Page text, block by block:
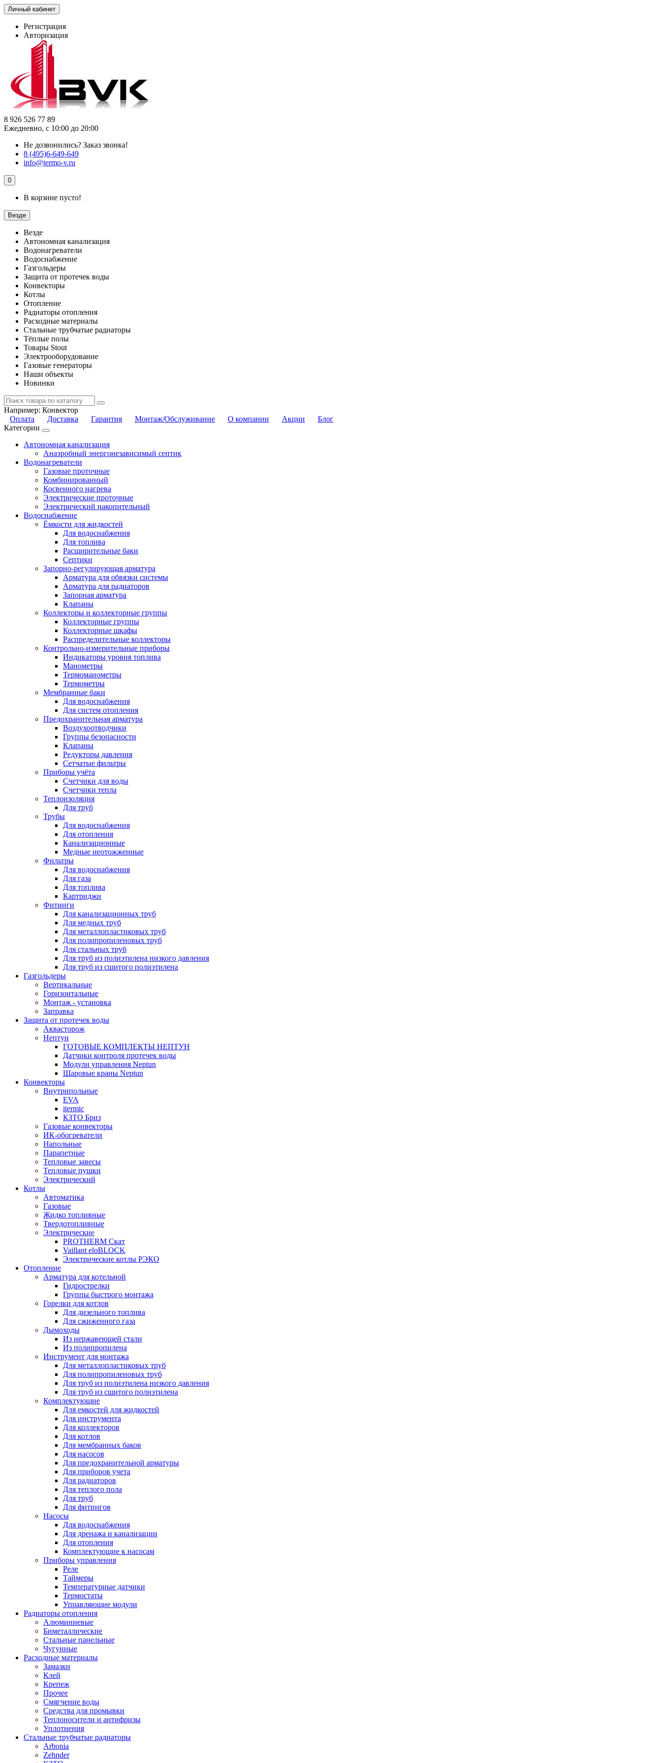
Личный кабинет
Регистрация
Авторизация
8 926 526 77 89
Ежедневно, с 10:00 до 20:00
Не дозвонились? Заказ звонка!
8 (495)6-649-649
info@termo-v.ru
0
В корзине пусто!
Везде
Везде
Автономная канализация
Водонагреватели
Водоснабжение
Газгольдеры
Защита от протечек воды
Конвекторы
Котлы
Отопление
Радиаторы отопления
Расходные материалы
Стальные трубчатые радиаторы
Тёплые полы
Товары Stout
Электрооборудование
Газовые генераторы
Наши объекты
Новинки
Например: Конвектор
Оплата
Доставка Гарантия Монтаж/Обслуживание О компании Акции
Блог
Категории
Автономная канализация
Анаэробный энергонезависимый септик
Водонагреватели
Газовые проточные
Комбинированный
Косвенного нагрева
Электрические проточные
Электрический накопительный
Водоснабжение
Ёмкости для жидкостей
Для водоснабжения
Для топлива
Расширительные баки
Септики
Запорно-регулирующая арматура
Арматура для обвязки системы
Арматура для радиаторов
Запорная арматура
Клапаны
Коллекторы и коллекторные группы
Коллекторные группы
Коллекторные шкафы
Распределительные коллекторы
Контрольно-измерительные приборы
Индикаторы уровня топлива
Манометры
Термоманометры
Термометры
Мембранные баки
Для водоснабжения
Для систем отопления
Предохранительная арматура
Воздухоотводчики
Группы безопасности
Клапаны
Редукторы давления
Сетчатые фильтры
Приборы учёта
Счетчики для воды
Счетчики тепла
Теплоизоляция
Для труб
Трубы
Для водоснабжения
Для отопления
Канализационные
Медные неотожженные
Фильтры
Для водоснабжения
Для газа
Для топлива
Картриджи
Фитинги
Для канализационных труб
Для медных труб
Для металлопластиковых труб
Для полипропиленовых труб
Для стальных труб
Для труб из полиэтилена низкого давления
Для труб из сшитого полиэтилена
Газгольдеры
Вертикальные
Горизонтальные
Монтаж - установка
Заправка
Защита от протечек воды
Аквасторож
Нептун
ГОТОВЫЕ КОМПЛЕКТЫ НЕПТУН
Датчики контроля протечек воды
Модули управления Neptun
Шаровые краны Neptun
Конвекторы
Внутрипольные
EVA
itermic
КЗТО Бриз
Газовые конвекторы
ИК-обогреватели
Напольные
Парапетные
Тепловые завесы
Тепловые пушки
Электрический
Котлы
Автоматика
Газовые
Жидко топливные
Твердотопливные
Электрические
PROTHERM Скат
Vaillant eloBLOCK
Электрические котлы РЭКО
Отопление
Арматура для котельной
Гидрострелки
Группы быстрого монтажа
Горелки для котлов
Для дизельного топлива
Для сжиженного газа
Дымоходы
Из нержавеющей стали
Из полипропилена
Инструмент для монтажа
Для металлопластиковых труб
Для полипропиленовых труб
Для труб из полиэтилена низкого давления
Для труб из сшитого полиэтилена
Комплектующие
Для емкостей для жидкостей
Для инструмента
Для коллекторов
Для котлов
Для мембранных баков
Для насосов
Для предохранительной арматуры
Для приборов учета
Для радиаторов
Для теплого пола
Для труб
Для фитингов
Насосы
Для водоснабжения
Для дренажа и канализации
Для отопления
Комплектующие к насосам
Приборы управления
Реле
Таймеры
Температурные датчики
Термостаты
Управляющие модули
Радиаторы отопления
Алюминиевые
Биметаллические
Стальные панельные
Чугунные
Расходные материалы
Замазки
Клей
Крепеж
Прочее
Смягчение воды
Средства для промывки
Теплоносители и антифризы
Уплотнения
Стальные трубчатые радиаторы
Arbonia
Zehnder